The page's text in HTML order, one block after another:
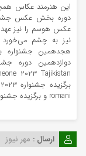
این هنرمند عکاس
دوره بخش عکس
عکس هوسم را نیز
نیز به چشم می‌خورد
romani و برگزیده جشنواره CIEP ۲۰۲۳ ROMANI.
ارسال : مهر نیوز